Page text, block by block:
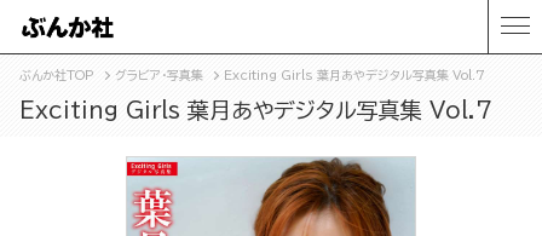
ぶんか社TOP グラビア・写真集 Exciting Girls 葉月あやデジタル写真集 Vol.7
Exciting Girls 葉月あやデジタル写真集 Vol.7